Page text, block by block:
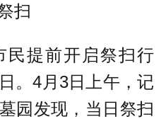
扫
民提前开启祭扫行
。4月3日上午，记
园发现，当日祭扫